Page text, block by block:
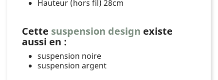
Hauteur (hors fil) 28cm
Cette suspension design existe
aussi en :
suspension noire
suspension argent